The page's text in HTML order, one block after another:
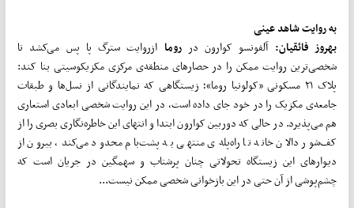
به روایت شاهد عینی
بهروز فائقیان: آلفونسو کوارون در روماازروایت سترگ پا پس می‌کشد تا
شخصی‌ترین روایت ممکن را در حصارهای منطقه‌ی مرکزی مکزیکوسیتی بنا کند:
پلاک ۲۱ مسکونی «کولونیا روما»؛ زیستگاهی که نمایندگانی از نسل‌ها و طبقات
جامعه‌ی مکزیک را در خود جای داده است، در این روایت شخصی ابعادی استعاری
هم می‌پذیرد. در حالی که دوربین کوارون ابتدا و انتهای این خاطره‌نگاری بصری را از
کف‌شور دالان خانه تا راه‌پله‌ی منتهی به پشت‌بام محدود می‌کند، بیرون از
دیوارهای این زیستگاه تحولاتی چنان پرشتاب و سهمگین در جریان است که
چشم‌پوشی از آن حتی در این بازخوانی شخصی ممکن نیست...